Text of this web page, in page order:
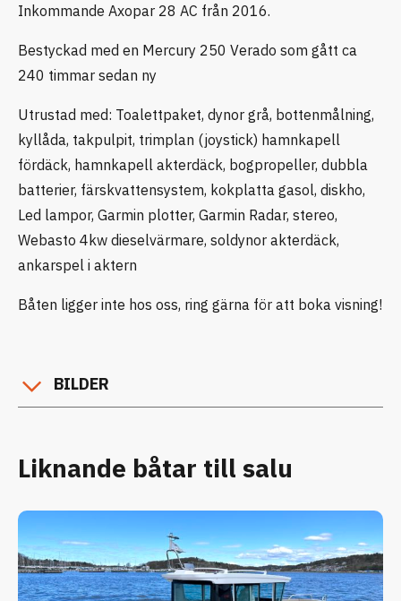
Inkommande Axopar 28 AC från 2016.
Bestyckad med en Mercury 250 Verado som gått ca
240 timmar sedan ny
Utrustad med: Toalettpaket, dynor grå, bottenmålning,
kyllåda, takpulpit, trimplan (joystick) hamnkapell
fördäck, hamnkapell akterdäck, bogpropeller, dubbla
batterier, färskvattensystem, kokplatta gasol, diskho,
Led lampor, Garmin plotter, Garmin Radar, stereo,
Webasto 4kw dieselvärmare, soldynor akterdäck,
ankarspel i aktern
Båten ligger inte hos oss, ring gärna för att boka visning!
BILDER
Liknande båtar till salu